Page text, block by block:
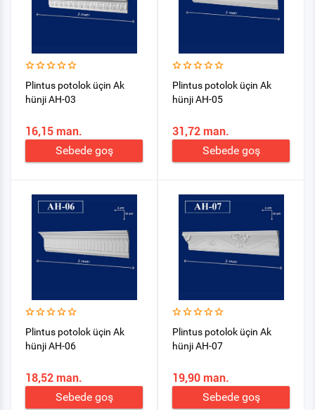
Plintus potolok üçin Ak
hünji AH-03
16,15 man.
Sebede goş
Plintus potolok üçin Ak
hünji AH-05
31,72 man.
Sebede goş
Plintus potolok üçin Ak
hünji AH-06
18,52 man.
Sebede goş
Plintus potolok üçin Ak
hünji AH-07
19,90 man.
Sebede goş